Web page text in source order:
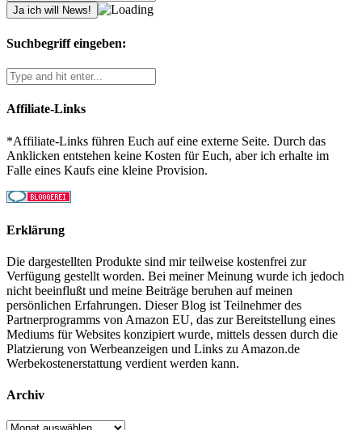
Suchbegriff eingeben:
Affiliate-Links
*Affiliate-Links führen Euch auf eine externe Seite. Durch das
Anklicken entstehen keine Kosten für Euch, aber ich erhalte im
Falle eines Kaufs eine kleine Provision.
Erklärung
Die dargestellten Produkte sind mir teilweise kostenfrei zur
Verfügung gestellt worden. Bei meiner Meinung wurde ich jedoch
nicht beeinflußt und meine Beiträge beruhen auf meinen
persönlichen Erfahrungen. Dieser Blog ist Teilnehmer des
Partnerprogramms von Amazon EU, das zur Bereitstellung eines
Mediums für Websites konzipiert wurde, mittels dessen durch die
Platzierung von Werbeanzeigen und Links zu Amazon.de
Werbekostenerstattung verdient werden kann.
Archiv
Archiv